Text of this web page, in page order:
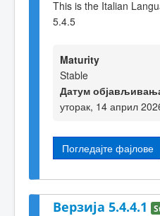
This is the Italian
5.4.5
Maturity
Stable
Датум
уторак, 14 април
Погледајте фајлове
Верзија 5.4.4.1